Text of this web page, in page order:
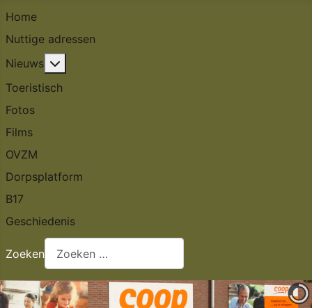
Home
Nuttige adressen
Nieuws
Toeristisch
Fotos
Films
OVZM
Dorpsplatform
B17
Geschiedenis
Zoeken